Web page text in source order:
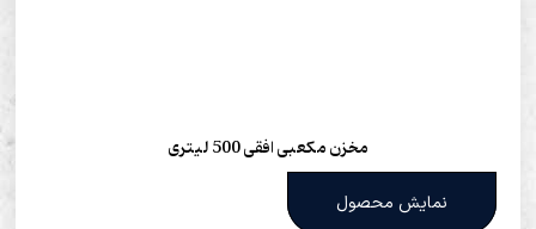
مخزن مکعبی افقی 500 لیتری
نمایش محصول